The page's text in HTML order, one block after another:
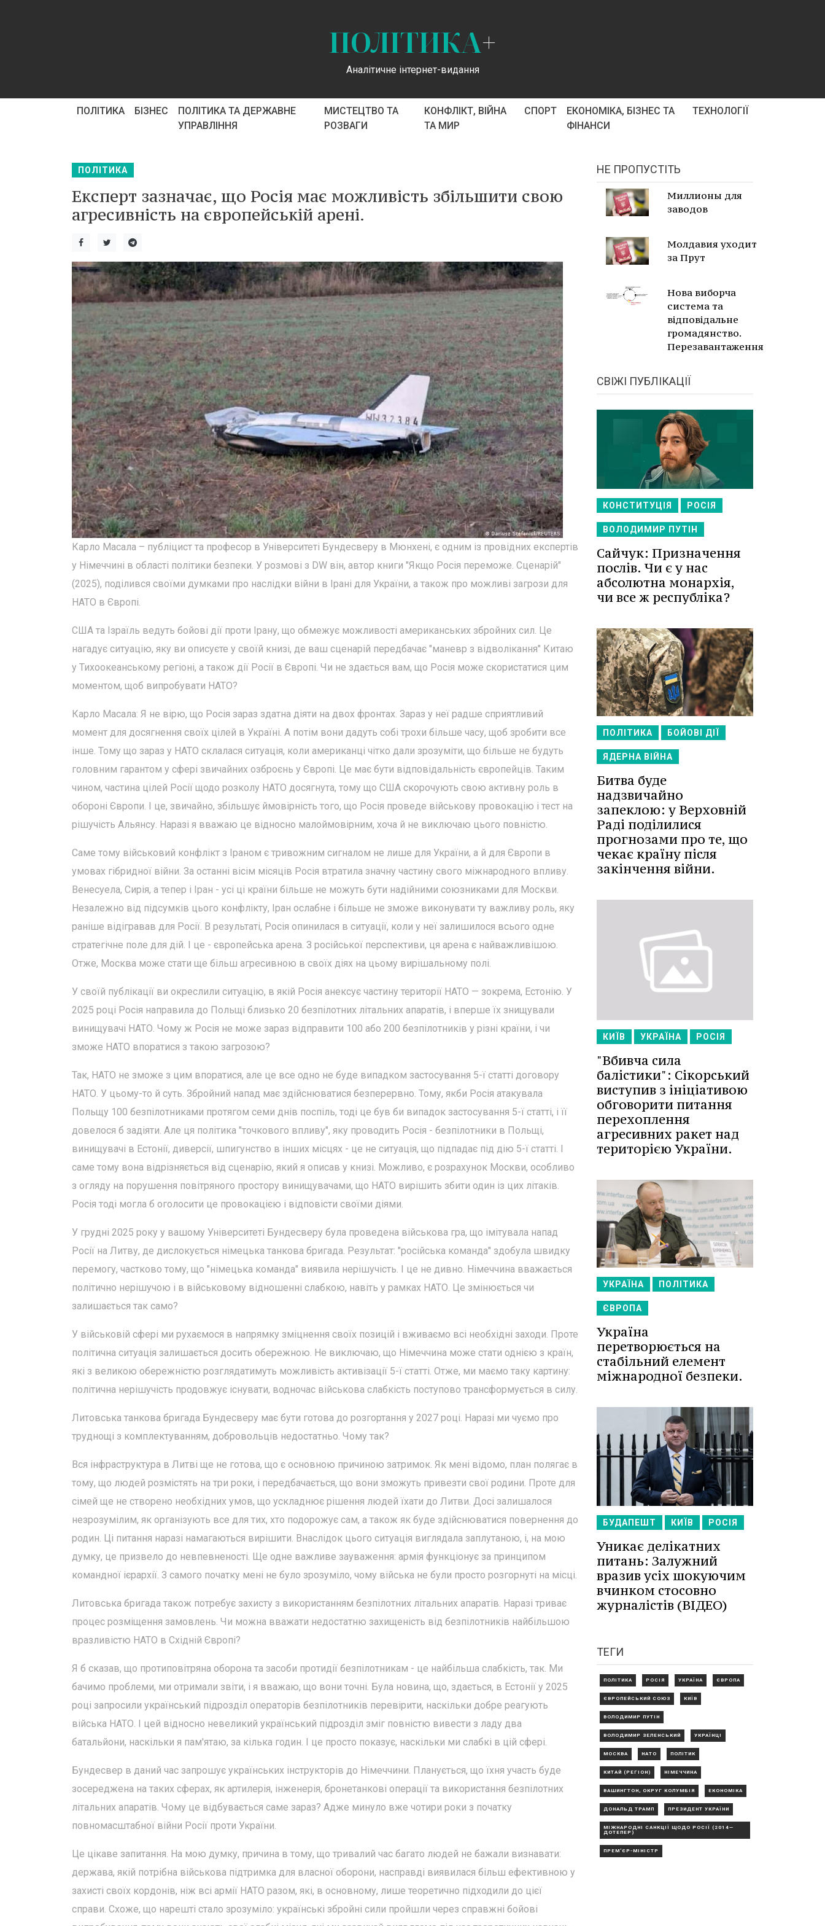
ПОЛІТИКА+
Аналітичне інтернет-видання
ПОЛІТИКА БІЗНЕС
ПОЛІТИКА ТА ДЕРЖАВНЕ
УПРАВЛІННЯ
МИСТЕЦТВО ТА
РОЗВАГИ
КОНФЛІКТ, ВІЙНА
ТА МИР
СПОРТ
ЕКОНОМІКА, БІЗНЕС ТА
ФІНАНСИ
ТЕХНОЛОГІЇ
ПОЛІТИКА
Експерт зазначає, що Росія має можливість збільшити свою
агресивність на європейській арені.
Карло Масала – публіцист та професор в Університеті Бундесверу в Мюнхені, є одним із провідних експертів
у Німеччині в області політики безпеки. У розмові з DW він, автор книги "Якщо Росія переможе. Сценарій"
(2025), поділився своїми думками про наслідки війни в Ірані для України, а також про можливі загрози для
НАТО в Європі.
США та Ізраїль ведуть бойові дії проти Ірану, що обмежує можливості американських збройних сил. Це
нагадує ситуацію, яку ви описуєте у своїй книзі, де ваш сценарій передбачає "маневр з відволікання" Китаю
у Тихоокеанському регіоні, а також дії Росії в Європі. Чи не здається вам, що Росія може скористатися цим
моментом, щоб випробувати НАТО?
Карло Масала: Я не вірю, що Росія зараз здатна діяти на двох фронтах. Зараз у неї радше сприятливий
момент для досягнення своїх цілей в Україні. А потім вони дадуть собі трохи більше часу, щоб зробити все
інше. Тому що зараз у НАТО склалася ситуація, коли американці чітко дали зрозуміти, що більше не будуть
головним гарантом у сфері звичайних озброєнь у Європі. Це має бути відповідальність європейців. Таким
чином, частина цілей Росії щодо розколу НАТО досягнута, тому що США скорочують свою активну роль в
обороні Європи. І це, звичайно, збільшує ймовірність того, що Росія проведе військову провокацію і тест на
рішучість Альянсу. Наразі я вважаю це відносно малоймовірним, хоча й не виключаю цього повністю.
Саме тому військовий конфлікт з Іраном є тривожним сигналом не лише для України, а й для Європи в
умовах гібридної війни. За останні вісім місяців Росія втратила значну частину свого міжнародного впливу.
Венесуела, Сирія, а тепер і Іран - усі ці країни більше не можуть бути надійними союзниками для Москви.
Незалежно від підсумків цього конфлікту, Іран ослабне і більше не зможе виконувати ту важливу роль, яку
раніше відігравав для Росії. В результаті, Росія опинилася в ситуації, коли у неї залишилося всього одне
стратегічне поле для дій. І це - європейська арена. З російської перспективи, ця арена є найважливішою.
Отже, Москва може стати ще більш агресивною в своїх діях на цьому вирішальному полі.
У своїй публікації ви окреслили ситуацію, в якій Росія анексує частину території НАТО — зокрема, Естонію. У
2025 році Росія направила до Польщі близько 20 безпілотних літальних апаратів, і вперше їх знищували
винищувачі НАТО. Чому ж Росія не може зараз відправити 100 або 200 безпілотників у різні країни, і чи
зможе НАТО впоратися з такою загрозою?
Так, НАТО не зможе з цим впоратися, але це все одно не буде випадком застосування 5-ї статті договору
НАТО. У цьому-то й суть. Збройний напад має здійснюватися безперервно. Тому, якби Росія атакувала
Польщу 100 безпілотниками протягом семи днів поспіль, тоді це був би випадок застосування 5-ї статті, і її
довелося б задіяти. Але ця політика "точкового впливу", яку проводить Росія - безпілотники в Польщі,
винищувачі в Естонії, диверсії, шпигунство в інших місцях - це не ситуація, що підпадає під дію 5-ї статті. І
саме тому вона відрізняється від сценарію, який я описав у книзі. Можливо, є розрахунок Москви, особливо
з огляду на порушення повітряного простору винищувачами, що НАТО вирішить збити один із цих літаків.
Росія тоді могла б оголосити це провокацією і відповісти своїми діями.
У грудні 2025 року у вашому Університеті Бундесверу була проведена військова гра, що імітувала напад
Росії на Литву, де дислокується німецька танкова бригада. Результат: "російська команда" здобула швидку
перемогу, частково тому, що "німецька команда" виявила нерішучість. І це не дивно. Німеччина вважається
політично нерішучою і в військовому відношенні слабкою, навіть у рамках НАТО. Це змінюється чи
залишається так само?
У військовій сфері ми рухаємося в напрямку зміцнення своїх позицій і вживаємо всі необхідні заходи. Проте
політична ситуація залишається досить обережною. Не виключаю, що Німеччина може стати однією з країн,
які з великою обережністю розглядатимуть можливість активізації 5-ї статті. Отже, ми маємо таку картину:
політична нерішучість продовжує існувати, водночас військова слабкість поступово трансформується в силу.
Литовська танкова бригада Бундесверу має бути готова до розгортання у 2027 році. Наразі ми чуємо про
труднощі з комплектуванням, добровольців недостатньо. Чому так?
Вся інфраструктура в Литві ще не готова, що є основною причиною затримок. Як мені відомо, план полягає в
тому, що людей розмістять на три роки, і передбачається, що вони зможуть привезти свої родини. Проте для
сімей ще не створено необхідних умов, що ускладнює рішення людей їхати до Литви. Досі залишалося
незрозумілим, як організують все для тих, хто подорожує сам, а також як буде здійснюватися повернення до
родин. Ці питання наразі намагаються вирішити. Внаслідок цього ситуація виглядала заплутаною, і, на мою
думку, це призвело до невпевненості. Ще одне важливе зауваження: армія функціонує за принципом
командної ієрархії. З самого початку мені не було зрозуміло, чому війська не були просто розгорнуті на місці.
Литовська бригада також потребує захисту з використанням безпілотних літальних апаратів. Наразі триває
процес розміщення замовлень. Чи можна вважати недостатню захищеність від безпілотників найбільшою
вразливістю НАТО в Східній Європі?
Я б сказав, що протиповітряна оборона та засоби протидії безпілотникам - це найбільша слабкість, так. Ми
бачимо проблеми, ми отримали звіти, і я вважаю, що вони точні. Була новина, що, здається, в Естонії у 2025
році запросили український підрозділ операторів безпілотників перевірити, наскільки добре реагують
війська НАТО. І цей відносно невеликий український підрозділ зміг повністю вивести з ладу два
батальйони, наскільки я пам'ятаю, за кілька годин. І це просто показує, наскільки ми слабкі в цій сфері.
Бундесвер в даний час запрошує українських інструкторів до Німеччини. Планується, що їхня участь буде
зосереджена на таких сферах, як артилерія, інженерія, бронетанкові операції та використання безпілотних
літальних апаратів. Чому це відбувається саме зараз? Адже минуло вже чотири роки з початку
повномасштабної війни Росії проти України.
Це цікаве запитання. На мою думку, причина в тому, що тривалий час багато людей не бажали визнавати:
держава, якій потрібна військова підтримка для власної оборони, насправді виявилася більш ефективною у
захисті своїх кордонів, ніж всі армії НАТО разом, які, в основному, лише теоретично підходили до цієї
справи. Схоже, що нарешті стало зрозуміло: українські збройні сили пройшли через справжні бойові
НЕ ПРОПУСТІТЬ
Миллионы для
заводов
Молдавия уходит
за Прут
Нова виборча
система та
відповідальне
громадянство.
Перезавантаження
СВІЖІ ПУБЛІКАЦІЇ
КОНСТИТУЦІЯ РОСІЯ
ВОЛОДИМИР ПУТІН
Сайчук: Призначення
послів. Чи є у нас
абсолютна монархія,
чи все ж республіка?
ПОЛІТИКА БОЙОВІ ДІЇ
ЯДЕРНА ВІЙНА
Битва буде
надзвичайно
запеклою: у Верховній
Раді поділилися
прогнозами про те, що
чекає країну після
закінчення війни.
КИЇВ УКРАЇНА РОСІЯ
"Вбивча сила
балістики": Сікорський
виступив з ініціативою
обговорити питання
перехоплення
агресивних ракет над
територією України.
УКРАЇНА ПОЛІТИКА
ЄВРОПА
Україна
перетворюється на
стабільний елемент
міжнародної безпеки.
БУДАПЕШТ КИЇВ РОСІЯ
Уникає делікатних
питань: Залужний
вразив усіх шокуючим
вчинком стосовно
журналістів (ВІДЕО)
ТЕГИ
ПОЛІТИКА РОСІЯ УКРАЇНА ЄВРОПА
ЄВРОПЕЙСЬКИЙ СОЮЗ КИЇВ
ВОЛОДИМИР ПУТІН
ВОЛОДИМИР ЗЕЛЕНСЬКИЙ УКРАЇНЦІ
МОСКВА НАТО ПОЛІТИК
КИТАЙ (РЕГІОН) НІМЕЧЧИНА
ВАШИНГТОН, ОКРУГ КОЛУМБІЯ ЕКОНОМІКА
ДОНАЛЬД ТРАМП ПРЕЗИДЕНТ УКРАЇНИ
МІЖНАРОДНІ САНКЦІЇ ЩОДО РОСІЇ (2014—
ДОТЕПЕР)
ПРЕМ'ЄР-МІНІСТР